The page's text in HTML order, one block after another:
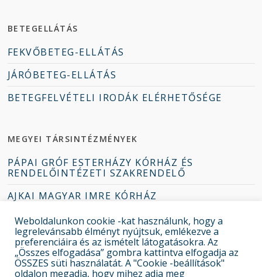
BETEGELLÁTÁS
FEKVŐBETEG-ELLÁTÁS
JÁRÓBETEG-ELLÁTÁS
BETEGFELVÉTELI IRODÁK ELÉRHETŐSÉGE
MEGYEI TÁRSINTÉZMÉNYEK
PÁPAI GRÓF ESTERHÁZY KÓRHÁZ ÉS
RENDELŐINTÉZETI SZAKRENDELŐ
AJKAI MAGYAR IMRE KÓRHÁZ
TAPOLCAI DEÁK JENŐ KÓRHÁZ
ZIRCI ERZSÉBET KÓRHÁZ-RENDELŐINTÉZET
Weboldalunkon cookie -kat használunk, hogy a
legrelevánsabb élményt nyújtsuk, emlékezve a
preferenciáira és az ismételt látogatásokra. Az
„Összes elfogadása” gombra kattintva elfogadja az
ÖSSZES süti használatát. A "Cookie -beállítások"
oldalon megadja, hogy mihez adja meg